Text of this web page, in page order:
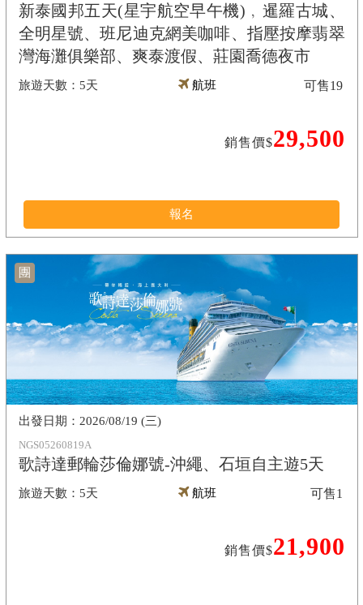
新泰國邦五天(星宇航空早午機)﹐暹羅古城、
全明星號、班尼迪克網美咖啡、指壓按摩翡翠
灣海灘俱樂部、爽泰渡假、莊園喬德夜市
5天 航班
銷售價$29,500
可售19
報名
團
NGS05260819A
歌詩達郵輪莎倫娜號-沖繩、石垣自主遊5天
5天
2026/08/19 (三)
航班
銷售價$21,900
可售1